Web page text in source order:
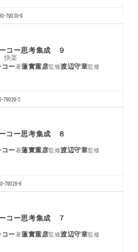
79030-9
コー思考集成 ９
楽
ー著蓮實重彦監修渡辺守章監修
79029-3
コー思考集成 ８
ー著蓮實重彦監修渡辺守章監修
79028-6
コー思考集成 ７
ー著蓮實重彦監修渡辺守章監修